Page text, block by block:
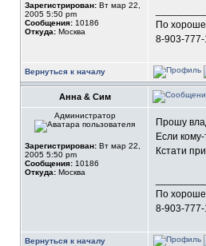
Зарегистрирован: Вт мар 22,
2005 5:50 pm
Сообщения: 10186
Откуда: Москва
По
8-903-
Вернуться к началу
Анна & Сим
Администратор
Зарегистрирован: Вт мар 22,
2005 5:50 pm
Сообщения: 10186
Откуда: Москва
Прошу
Если
Кстати
По
8-903-
Вернуться к началу